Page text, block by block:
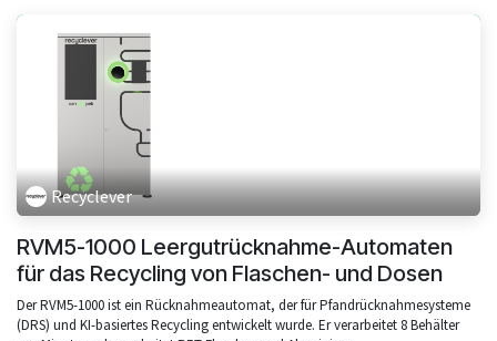
Recyclever
RVM5-1000 Leergutrücknahme-Automaten
für das Recycling von Flaschen- und Dosen
Der RVM5-1000 ist ein Rücknahmeautomat, der für Pfandrücknahmesysteme
(DRS) und KI-basiertes Recycling entwickelt wurde. Er verarbeitet 8 Behälter